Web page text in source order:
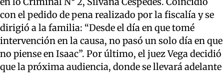
con el pedido de pena realizado por la fiscalía y se
dirigió a la familia: “Desde el día en que tomé
intervención en la causa, no pasó un solo día en que
no piense en Isaac”. Por último, el juez Vega decidió
que la próxima audiencia, donde se llevará adelante